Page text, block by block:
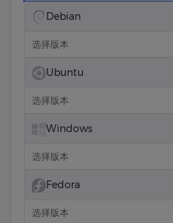
Debian
选择版本
Ubuntu
选择版本
Windows
选择版本
Fedora
选择版本